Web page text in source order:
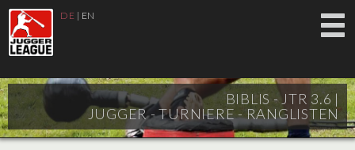
DE | EN
BIBLIS - JTR 3.6 |
JUGGER - TURNIERE - RANGLISTEN